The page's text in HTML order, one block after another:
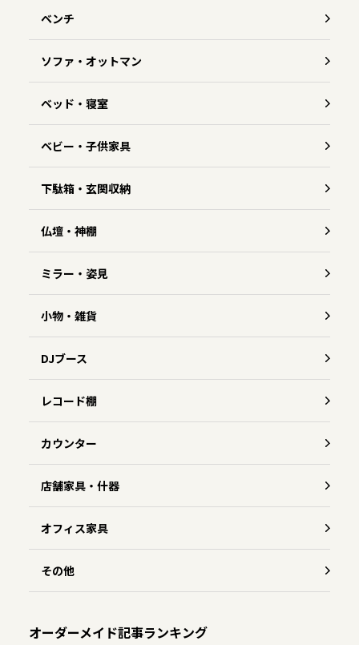
ベンチ
ソファ・オットマン
ベッド・寝室
ベビー・子供家具
下駄箱・玄関収納
仏壇・神棚
ミラー・姿見
小物・雑貨
DJブース
レコード棚
カウンター
店舗家具・什器
オフィス家具
その他
オーダーメイド記事ランキング